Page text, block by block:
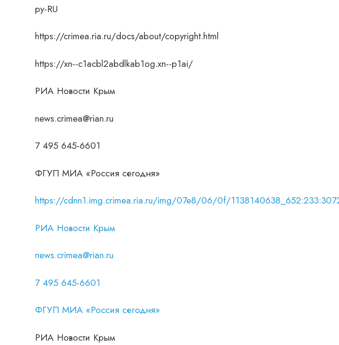
ру-RU
https://crimea.ria.ru/docs/about/copyright.html
https://xn--c1acbl2abdlkab1og.xn--p1ai/
РИА Новости Крым
news.crimea@rian.ru
7 495 645-6601
ФГУП МИА «Россия сегодня»
https://cdnn1.img.crimea.ria.ru/img/07e8/06/0f/
РИА Новости Крым
news.crimea@rian.ru
7 495 645-6601
ФГУП МИА «Россия сегодня»
РИА Новости Крым